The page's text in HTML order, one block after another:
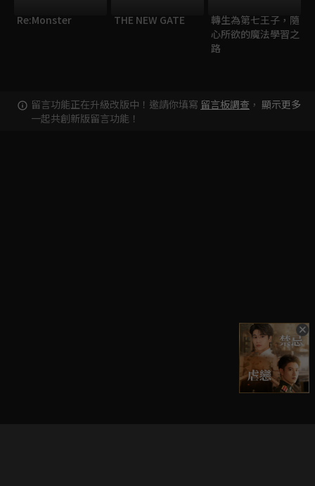
Re:Monster THE NEW GATE
轉生為第七王子，隨
心所欲的魔法學習之
路
留言功能正在升級改版中！邀請你填寫 留言板調查 ，
一起共創新版留言功能！
顯示更多